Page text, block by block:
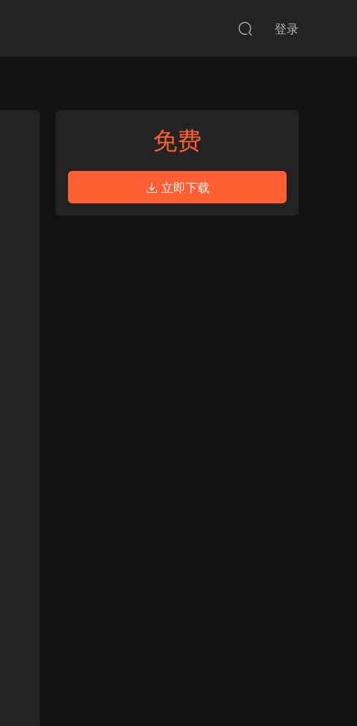
登录
免费
立即下载